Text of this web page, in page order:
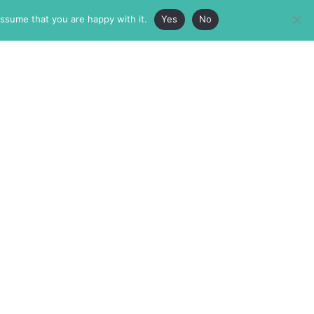
that you are happy with it. Yes No